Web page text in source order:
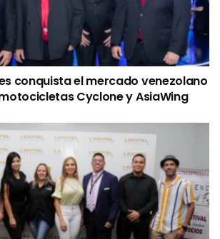
conquista el mercado venezolano
Cyclone y AsiaWing